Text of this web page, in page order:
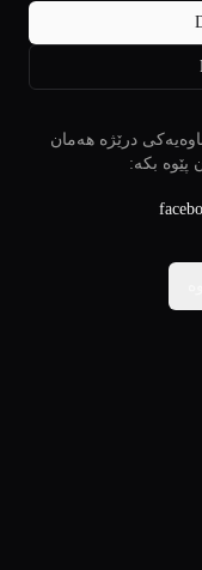
درێژە هەمان
پێوە بکە: